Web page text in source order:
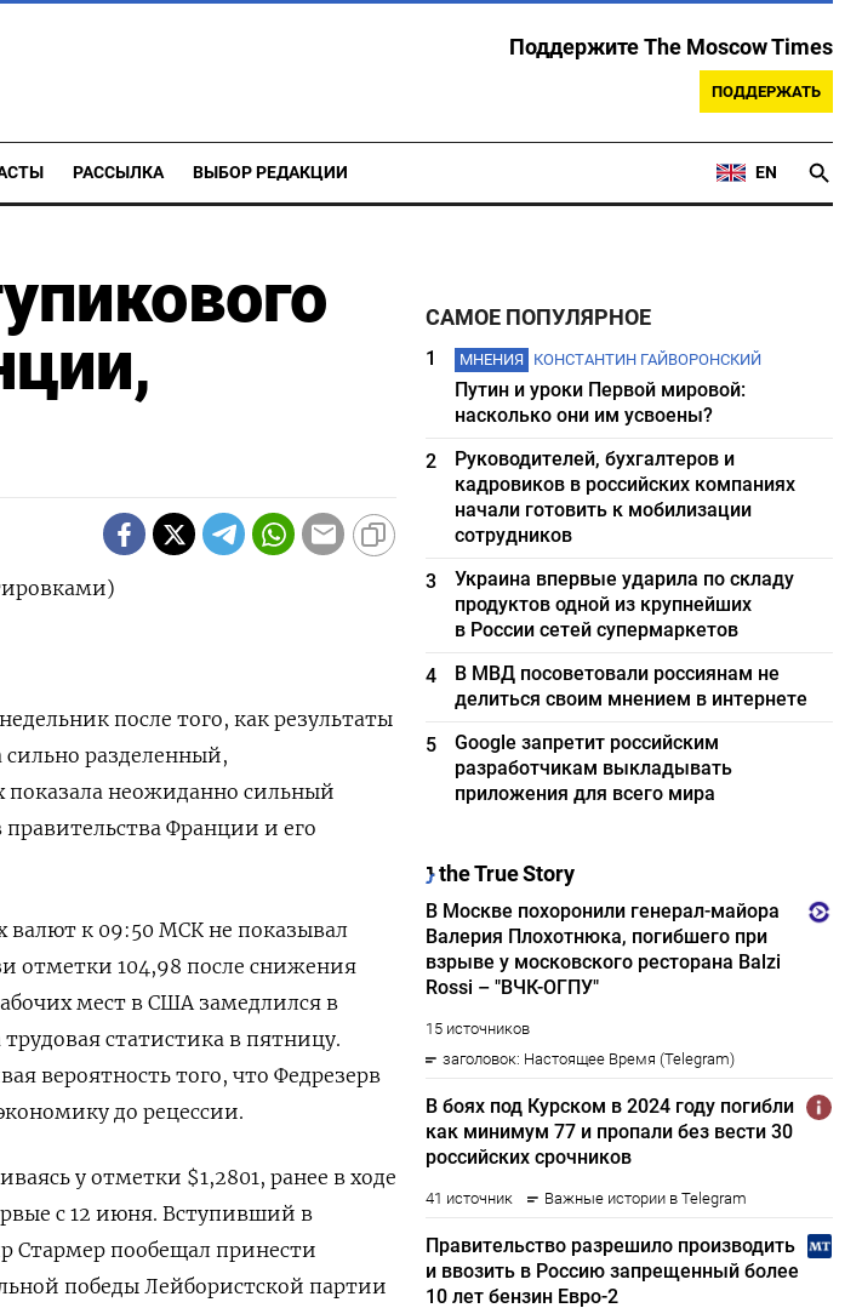
Поддержите The Moscow Times
ПОДДЕРЖАТЬ
РАССЫЛКА ВЫБОР РЕДАКЦИИ EN
после того, как результаты
сильно разделенный,
неожиданно сильный
правительства Франции и его
валют к 09:50 МСК не показывал
отметки 104,98​ после снижения
мест в США замедлился в
статистика в пятницу.
вероятность того, что Федрезерв
до рецессии.
у отметки $1,2801​, ранее в ходе
с 12 июня. Вступивший в
Стармер пообещал принести
победы Лейбористской партии
САМОЕ ПОПУЛЯРНОЕ
1 МНЕНИЯ КОНСТАНТИН ГАЙВОРОНСКИЙ
Путин и уроки Первой мировой:
насколько они им усвоены?
2
Руководителей, бухгалтеров и
кадровиков в российских компаниях
начали готовить к мобилизации
сотрудников
3
Украина впервые ударила по складу
продуктов одной из крупнейших
в России сетей супермаркетов
4
В МВД посоветовали россиянам не
делиться своим мнением в интернете
5
Google запретит российским
разработчикам выкладывать
приложения для всего мира